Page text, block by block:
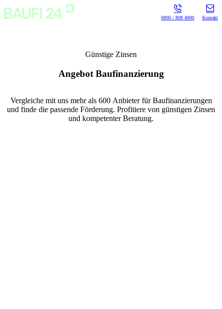
0800 / 808 4000 Kontakt
Günstige Zinsen
Angebot Baufinanzierung
Vergleiche mit uns mehr als 600 Anbieter für Baufinanzierungen
und finde die passende Förderung. Profitiere von günstigen Zinsen
und kompetenter Beratung.